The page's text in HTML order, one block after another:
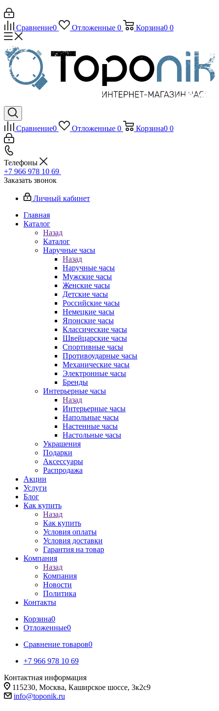
Сравнение0 Отложенные 0 Корзина0 0
Сравнение0 Отложенные 0 Корзина0 0
Телефоны
+7 966 978 10 69
Заказать звонок
Личный кабинет
Главная
Каталог
Назад
Каталог
Наручные часы
Назад
Наручные часы
Мужские часы
Женские часы
Детские часы
Российские часы
Немецкие часы
Японские часы
Классические часы
Швейцарские часы
Спортивные часы
Противоударные часы
Механические часы
Электронные часы
Бренды
Интерьерные часы
Назад
Интерьерные часы
Напольные часы
Настенные часы
Настольные часы
Украшения
Подарки
Аксессуары
Распродажа
Акции
Услуги
Блог
Как купить
Назад
Как купить
Условия оплаты
Условия доставки
Гарантия на товар
Компания
Назад
Компания
Новости
Политика
Контакты
Корзина0
Отложенные0
Сравнение товаров0
+7 966 978 10 69
Контактная информация
115230, Москва, Каширское шоссе, 3к2с9
info@toponik.ru